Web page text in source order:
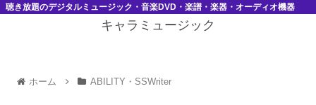
聴き放題のデジタルミュージック・音楽DVD・楽譜・楽器・オーディオ機器
キャラミュージック
ホーム ABILITY・SSWriter